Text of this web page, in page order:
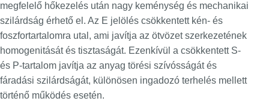
megfelelő hőkezelés után nagy keménység és mechanikai
szilárdság érhető el. Az E jelölés csökkentett kén- és
foszfortartalomra utal, ami javítja az ötvözet szerkezetének
homogenitását és tisztaságát. Ezenkívül a csökkentett S-
és P-tartalom javítja az anyag törési szívósságát és
fáradási szilárdságát, különösen ingadozó terhelés mellett
történő működés esetén.